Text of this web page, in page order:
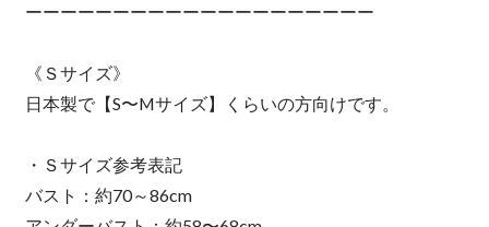
ーーーーーーーーーーーーーーーーーーーー
《Ｓサイズ》
日本製で【S〜Mサイズ】くらいの方向けです。
・Ｓサイズ参考表記
バスト：約70～86cm